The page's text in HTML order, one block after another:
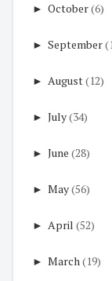
► October(6)
► September
► August(12)
► July(34)
► June (28)
► May(56)
► April (52)
► March(19)